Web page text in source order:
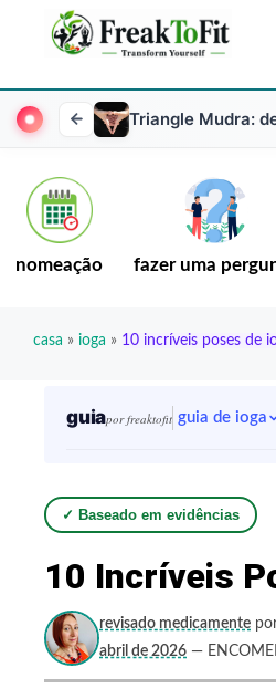
Triangle Mudra:
nomeação fazer uma
casa » ioga » 10 incríveis poses de
guiapor freaktofit guia de ioga
✓ Baseado em evidências
10 Incríveis
revisado medicamente
abril de 2026 —